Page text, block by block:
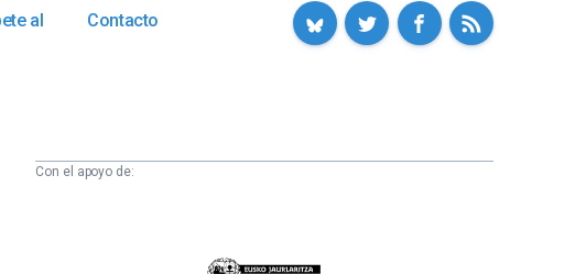
al
Contacto
Con el apoyo de:
Eusko